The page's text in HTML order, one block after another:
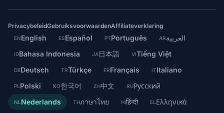
PrivacybeleidGebruiksvoorwaardenAffiliateverklaring
ENEnglish ESEspañol PTPortuguês ARالعربية
IDBahasa Indonesia JA日本語 VITiếng Việt
DEDeutsch TRTürkçe FRFrançais ITItaliano
PL Polski KO한국어 ZH中文 RUРусский
NL Nederlands THภาษาไทย HIहिन्दी EL Ελληνικά